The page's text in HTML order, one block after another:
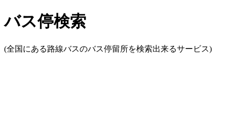
バス停検索
(全国にある路線バスのバス停留所を検索出来るサービス)